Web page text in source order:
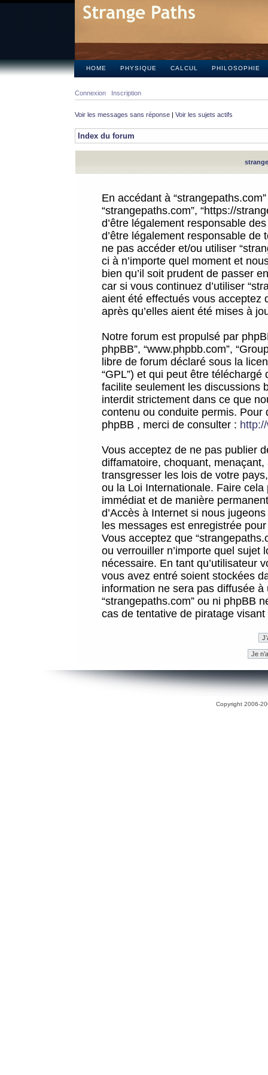
HOME PHYSIQUE CALCUL PHILOSOPHIE
Connexion Inscription
Voir les messages sans réponse | Voir les sujets actifs
Index du forum
En accédant à
“strangepaths.com”, “https://
d’être légalement responsable
d’être légalement responsable
ne pas accéder et/ou utiliser
ci à n’importe quel moment et
bien qu’il soit prudent de passer
car si vous continuez d’utiliser
aient été effectués vous acceptez
après qu’elles aient été mises à
Notre forum est propulsé par
phpBB”, “www.phpbb.com”,
libre de forum déclaré sous la
“GPL”) et qui peut être téléchargé
facilite seulement les discussions
interdit strictement dans ce que
contenu ou conduite permis.
phpBB , merci de consulter :
Vous acceptez de ne pas publier
diffamatoire, choquant,
transgresser les lois de votre
ou la Loi Internationale. Faire
immédiat et de manière
d’Accès à Internet si nous
les messages est enregistrée
Vous acceptez que
ou verrouiller n’importe quel sujet
nécessaire. En tant qu’utilisateur
vous avez entré soient stockées
information ne sera pas diffusée
“strangepaths.com” ou ni phpBB
cas de tentative de piratage
Copyright 2006-